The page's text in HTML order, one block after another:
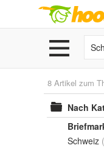
8 Artikel zum
Nach
Schweiz